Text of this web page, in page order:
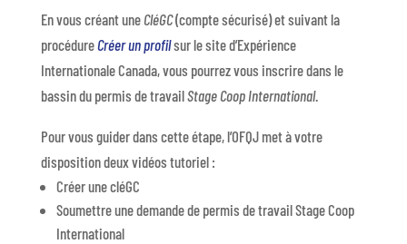
En vous créant uneCléGC(compte sécurisé) et suivant la
procédureCréer un profilsur le site d’Expérience
Internationale Canada, vous pourrez vous inscrire dans le
bassin du permis de travailStage Coop International.
Pour vous guider dans cette étape, l’OFQJ met à votre
disposition deux vidéos tutoriel :
Créer une cléGC
Soumettre une demande de permis de travail Stage Coop
International